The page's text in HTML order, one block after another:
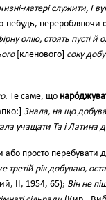
матері служити, І
небудь, переробляючи
олію, стоять пусті й
[кленового] соку
Те саме, що
Знала, на що
учащати Та і Латина
або просто перебувати
третій рік добуваю,
II, 1954, 65); Він не